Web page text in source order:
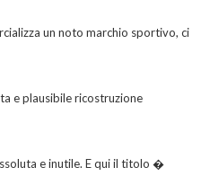
un noto marchio sportivo, ci
e plausibile ricostruzione
e inutile. E qui il titolo �